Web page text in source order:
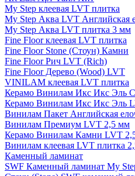
My Step клеевая LVT плитка
My Step Аква LVT Английская
My Step Аква LVT плитка 3 мм
Fine Floor клеевая LVT плитка
Fine Floor Stone (Стоун) Камни
Fine Floor Рич LVT (Rich)
Fine Floor Дерево (Wood) LVT
VINILAM клеевая LVT плитка
Керамо Винилам Икс Икс Эль
Керамо Винилам Икс Икс Эль
Винилам Пакет Английская
Винилам Премиум LVT 2,5 мм
Керамо Винилам Камни LVT
Винилам клеевая LVT плитка
Каменный ламинат
SWF Каменный ламинат My